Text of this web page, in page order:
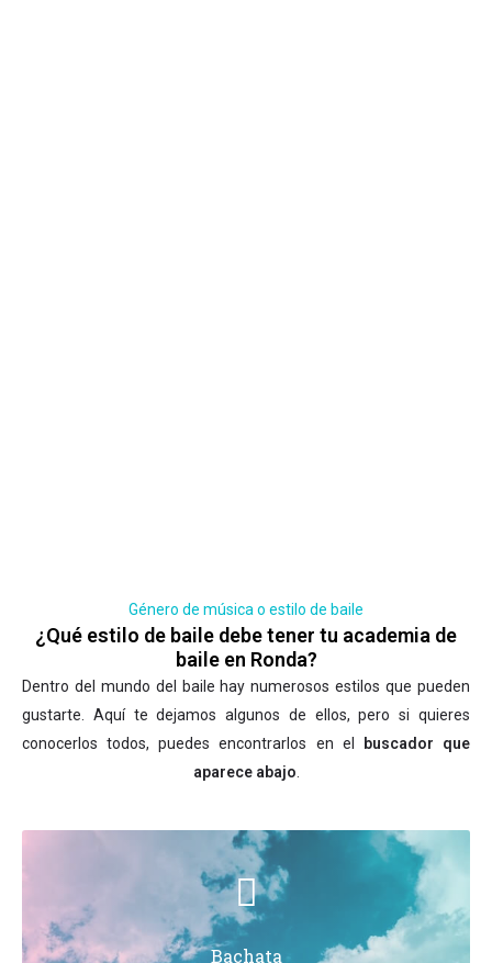
Género de música o estilo de baile
¿Qué estilo de baile debe tener tu academia de
baile en Ronda?
Dentro del mundo del baile hay numerosos estilos que pueden
gustarte. Aquí te dejamos algunos de ellos, pero si quieres
conocerlos todos, puedes encontrarlos en el
buscador que
aparece abajo
Bachata